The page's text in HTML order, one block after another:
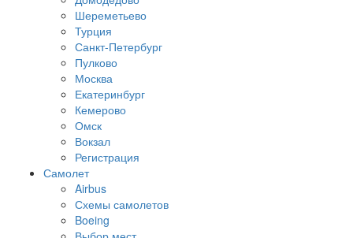
Шереметьево
Турция
Санкт-Петербург
Пулково
Москва
Екатеринбург
Кемерово
Омск
Вокзал
Регистрация
Самолет
Airbus
Схемы самолетов
Boeing